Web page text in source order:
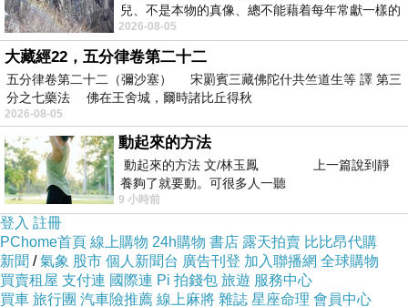
兒、不是本物的真像、總不能藉着每年常獻一樣的
祭物、叫那近前來的人得以完全。 10
2026-08-05
大藏經22，五分律卷第二十二
五分律卷第二十二（彌沙塞） 宋罽賓三藏佛陀什共竺道生等 譯 第三
分之七藥法 佛在王舍城，爾時諸比丘得秋
2026-08-05
動起來的方法
動起來的方法 文/林玉鳳 上一篇說到靜
養夠了就要動。可很多人一聽
9 小時前
登入 註冊
PChome首頁 線上購物 24h購物 書店 露天拍賣 比比昂代購
新聞 /氣象 股市 個人新聞台 廣告刊登 加入聯播網 全球購物
買賣租屋 支付連 國際連 Pi 拍錢包 旅遊 服務中心
買車 旅行團 汽車險推薦 線上麻將 雜誌 星座命理 會員中心